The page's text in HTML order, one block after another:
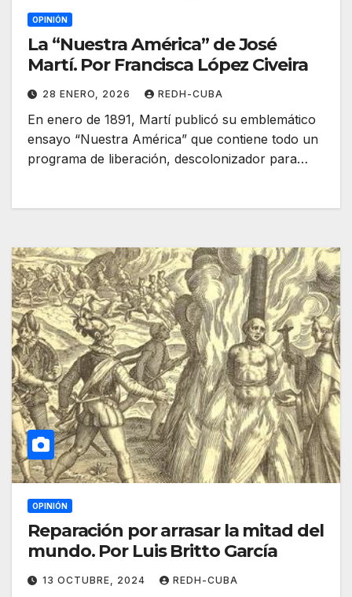
OPINIÓN
La “Nuestra América” de José
Martí. Por Francisca López Civeira
28 ENERO, 2026 REDH-CUBA
En enero de 1891, Martí publicó su emblemático
ensayo “Nuestra América” que contiene todo un
programa de liberación, descolonizador para…
OPINIÓN
Reparación por arrasar la mitad del
mundo. Por Luis Britto García
13 OCTUBRE, 2024 REDH-CUBA